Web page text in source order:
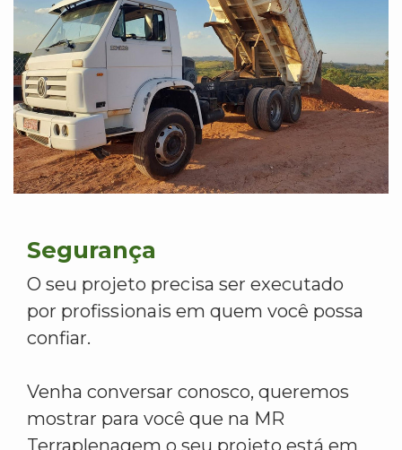
Segurança
O seu projeto precisa ser executado
por profissionais em quem você possa
confiar.
Venha conversar conosco, queremos
mostrar para você que na MR
Terraplenagem o seu projeto está em